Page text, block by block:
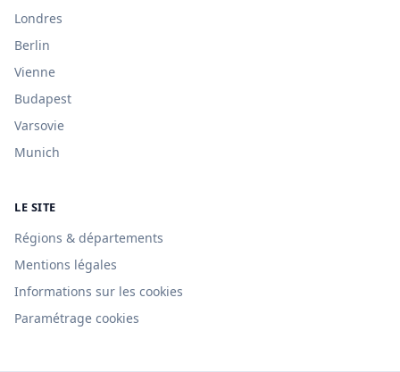
Londres
Berlin
Vienne
Budapest
Varsovie
Munich
LE SITE
Régions & départements
Mentions légales
Informations sur les cookies
Paramétrage cookies